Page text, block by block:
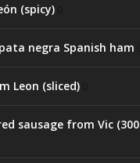
(spicy)
negra Spanish ham
Leon (sliced)
sausage from Vic